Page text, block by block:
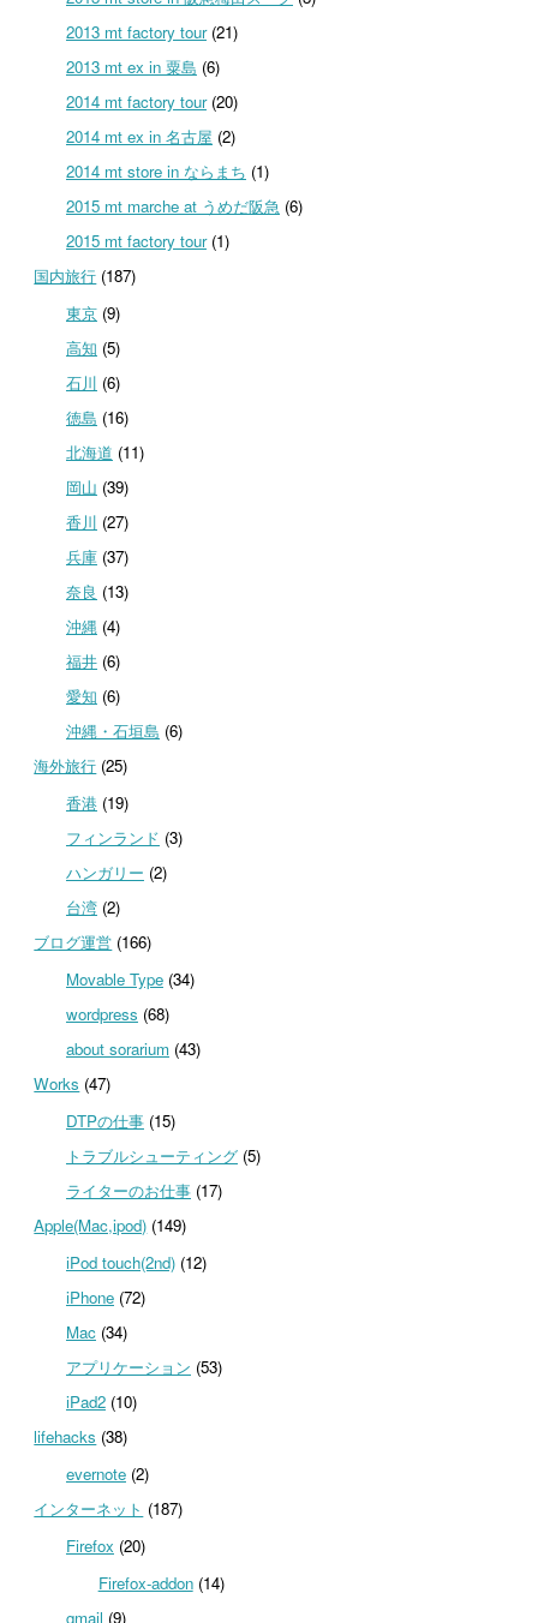
2013 mt factory tour(21)
2013 mt ex in 粟島 (6)
2014 mt factory tour(20)
2014 mt ex in 名古屋 (2)
2014 mt store in ならまち (1)
2015 mt marche at うめだ阪急 (6)
2015 mt factory tour(1)
国内旅行 (187)
東京(9)
高知 (5)
石川 (6)
徳島 (16)
北海道 (11)
岡山 (39)
香川 (27)
兵庫(37)
奈良 (13)
沖縄 (4)
福井(6)
愛知 (6)
沖縄・石垣島 (6)
海外旅行 (25)
香港(19)
フィンランド (3)
ハンガリー (2)
台湾(2)
ブログ運営 (166)
Movable Type(34)
wordpress (68)
about sorarium(43)
Works (47)
DTPの仕事(15)
トラブルシューティング(5)
ライターのお仕事(17)
Apple(Mac,ipod) (149)
iPod touch(2nd)(12)
iPhone(72)
Mac(34)
アプリケーション (53)
iPad2(10)
lifehacks (38)
evernote(2)
インターネット (187)
Firefox (20)
Firefox-addon(14)
gmail (9)